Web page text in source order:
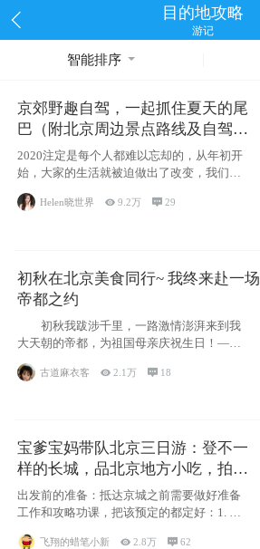
目的地攻略
游记
智能排序
京郊野趣自驾，一起抓住夏天的尾
巴（附北京周边景点路线及自驾攻
略）
2020注定是每个人都难以忘却的，从年初开
始，大家的生活就被迫做出了改变，我们也
不例外。本来双双辞职是为
Helen晓世界 9.2万 29
初秋在北京美食同行~ 我终来赴一场
帝都之约
初秋我跋涉千里，一路激情澎湃来到我
大天朝的帝都，为祖国母亲庆祝生日！——
古道麻衣客 2.1万  18
宝爹宝妈带队北京三日游：登不一
样的长城，品北京地方小吃，拍盘
古七星夜景！
出发前的准备：抵达京城之前需要做好准备
工作和攻略功课，把该预定的都定好：1. 酒
飞翔的蜡笔小新 2.8万 62